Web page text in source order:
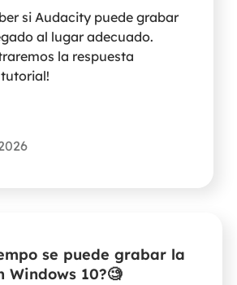
si Audacity puede grabar
al lugar adecuado.
la respuesta
se puede grabar la
Windows 10?🧐